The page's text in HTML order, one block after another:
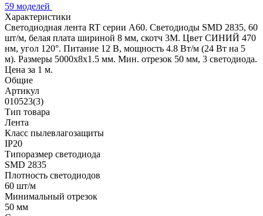
59 моделей
Характеристики
Светодиодная лента RT серии A60. Светодиоды SMD 2835, 60
шт/м, белая плата шириной 8 мм, скотч 3M. Цвет СИНИЙ 470
нм, угол 120°. Питание 12 В, мощность 4.8 Вт/м (24 Вт на 5
м). Размеры 5000x8x1.5 мм. Мин. отрезок 50 мм, 3 светодиода.
Цена за 1 м.
Общие
Артикул
010523(3)
Тип товара
Лента
Класс пылевлагозащиты
IP20
Типоразмер светодиода
SMD 2835
Плотность светодиодов
60 шт/м
Минимальный отрезок
50 мм